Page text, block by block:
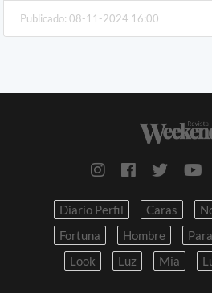
Publicado: 08-11-2024 16:00
Diario Perfil Caras
Fortuna
Hombre
Look
Luz Mia